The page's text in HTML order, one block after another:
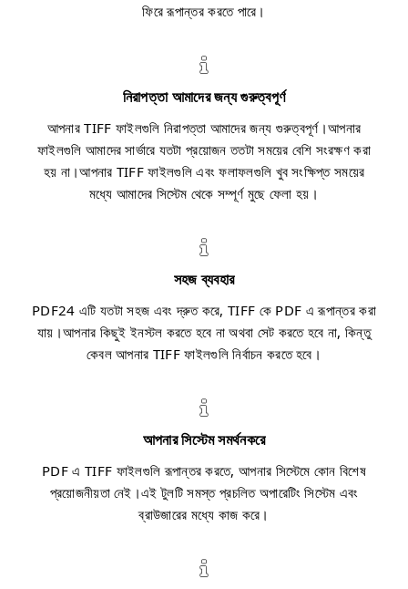
ফিরে রূপান্তর করতে পারে।
নিরাপত্তা আমাদের জন্য গুরুত্বপূর্ণ
আপনার TIFF ফাইলগুলি নিরাপত্তা আমাদের জন্য গুরুত্বপূর্ণ।আপনার
ফাইলগুলি আমাদের সার্ভারে যতটা প্রয়োজন ততটা সময়ের বেশি সংরক্ষণ করা
হয় না।আপনার TIFF ফাইলগুলি এবং ফলাফলগুলি খুব সংক্ষিপ্ত সময়ের
মধ্যে আমাদের সিস্টেম থেকে সম্পূর্ণ মুছে ফেলা হয়।
সহজ ব্যবহার
PDF24 এটি যতটা সহজ এবং দ্রুত করে, TIFF কে PDF এ রূপান্তর করা
যায়।আপনার কিছুই ইনস্টল করতে হবে না অথবা সেট করতে হবে না, কিন্তু
কেবল আপনার TIFF ফাইলগুলি নির্বাচন করতে হবে।
আপনার সিস্টেম সমর্থনকরে
PDF এ TIFF ফাইলগুলি রূপান্তর করতে, আপনার সিস্টেমে কোন বিশেষ
প্রয়োজনীয়তা নেই।এই টুলটি সমস্ত প্রচলিত অপারেটিং সিস্টেম এবং
ব্রাউজারের মধ্যে কাজ করে।